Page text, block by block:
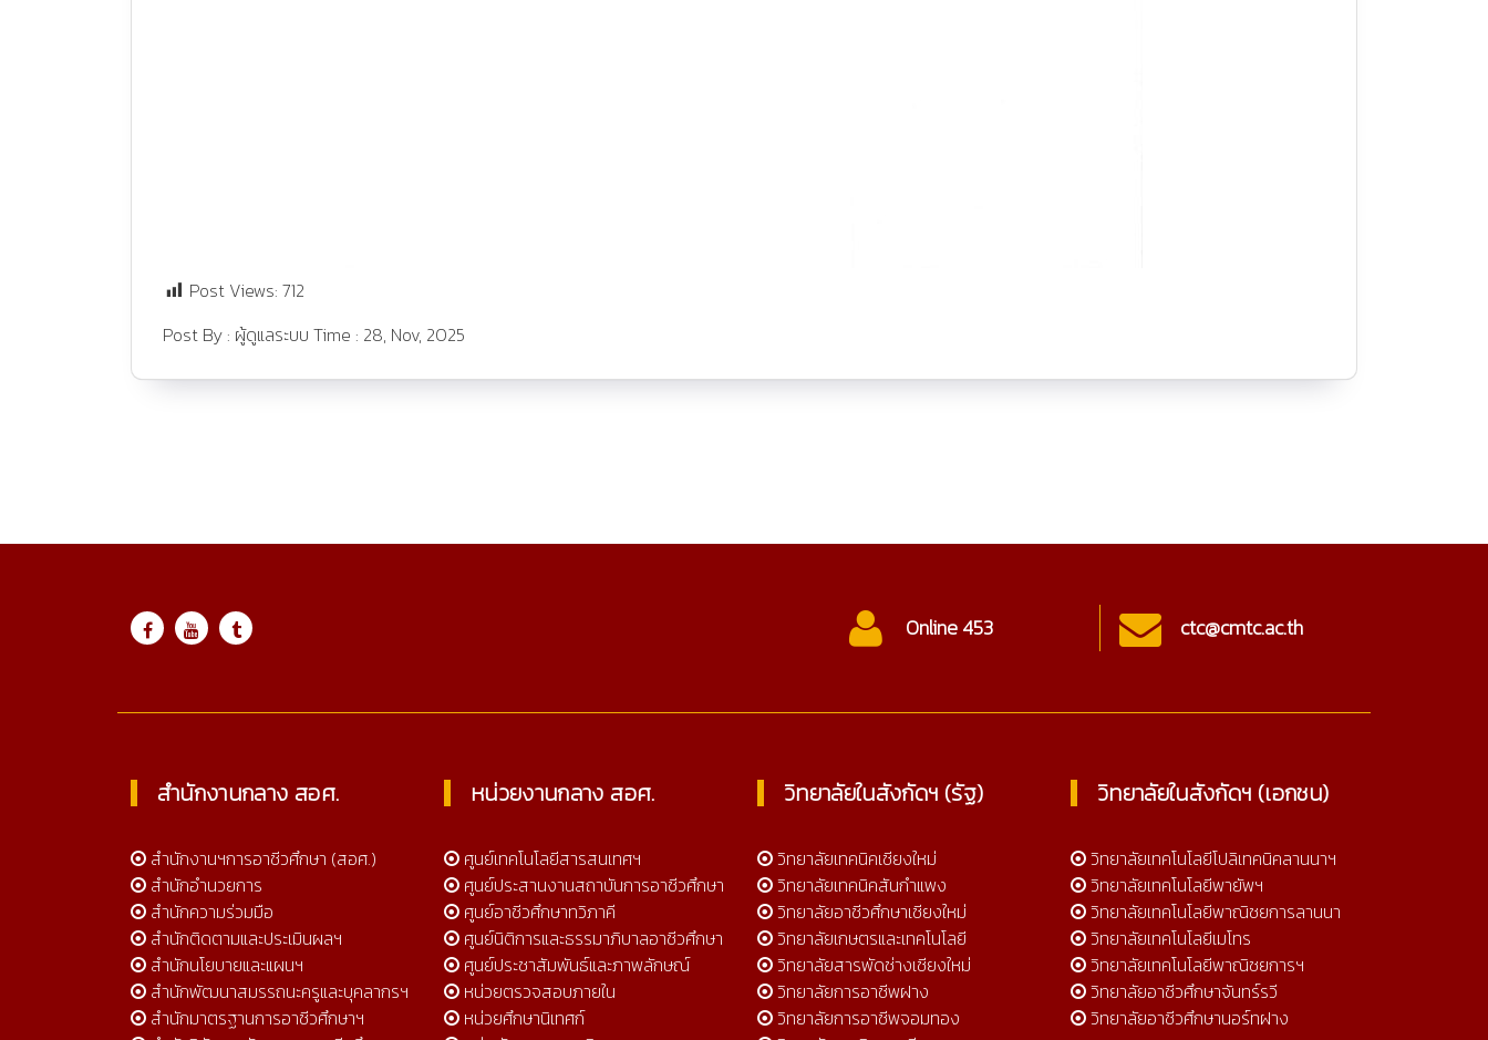
Post Views: 712
Post By : ผู้ดูแลระบบ Time : 28, Nov, 2025
Online 453 ctc@cmtc.ac.th
สำนักงานกลาง สอศ.
สำนักงานฯการอาชีวศึกษา (สอศ.)
สำนักอำนวยการ
สำนักความร่วมมือ
สำนักติดตามและประเมินผลฯ
สำนักนโยบายและแผนฯ
สำนักพัฒนาสมรรถนะครูและบุคลากรฯ
สำนักมาตรฐานการอาชีวศึกษาฯ
หน่วยงานกลาง สอศ.
ศูนย์เทคโนโลยีสารสนเทศฯ
ศูนย์ประสานงานสถาบันการอาชีวศึกษา
ศูนย์อาชีวศึกษาทวิภาคี
ศูนย์นิติการและธรรมาภิบาลอาชีวศึกษา
ศูนย์ประชาสัมพันธ์และภาพลักษณ์
หน่วยตรวจสอบภายใน
หน่วยศึกษานิเทศก์
วิทยาลัยในสังกัดฯ (รัฐ)
วิทยาลัยเทคนิคเชียงใหม่
วิทยาลัยเทคนิคสันกำแพง
วิทยาลัยอาชีวศึกษาเชียงใหม่
วิทยาลัยเกษตรและเทคโนโลยี
วิทยาลัยสารพัดช่างเชียงใหม่
วิทยาลัยการอาชีพฝาง
วิทยาลัยการอาชีพจอมทอง
วิทยาลัยในสังกัดฯ (เอกชน)
วิทยาลัยเทคโนโลยีโปลิเทคนิคลานนาฯ
วิทยาลัยเทคโนโลยีพายัพฯ
วิทยาลัยเทคโนโลยีพาณิชยการลานนา
วิทยาลัยเทคโนโลยีเมโทร
วิทยาลัยเทคโนโลยีพาณิชยการฯ
วิทยาลัยอาชีวศึกษาจันทร์รวี
วิทยาลัยอาชีวศึกษานอร์ทฝาง